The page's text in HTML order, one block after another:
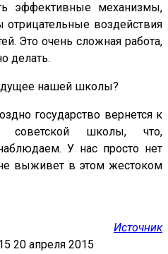
эффективные механизмы,
воздействия
Это очень сложная работа,
делать.
нашей школы?
государство вернется к
советской школы, что,
У нас просто нет
выживет в этом жестоком
Источник
20 апреля 2015